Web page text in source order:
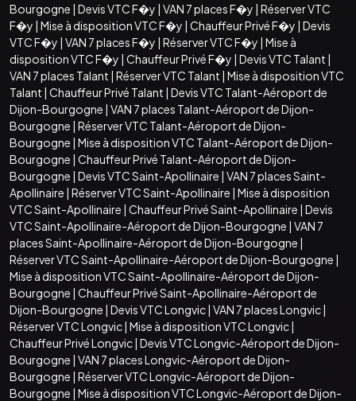
Bourgogne | Devis VTC F�y | VAN 7 places F�y | Réserver VTC
F�y | Mise à disposition VTC F�y | Chauffeur Privé F�y | Devis
VTC F�y | VAN 7 places F�y | Réserver VTC F�y | Mise à
disposition VTC F�y | Chauffeur Privé F�y | Devis VTC Talant |
VAN 7 places Talant | Réserver VTC Talant | Mise à disposition VTC
Talant | Chauffeur Privé Talant | Devis VTC Talant-Aéroport de
Dijon-Bourgogne | VAN 7 places Talant-Aéroport de Dijon-
Bourgogne | Réserver VTC Talant-Aéroport de Dijon-
Bourgogne | Mise à disposition VTC Talant-Aéroport de Dijon-
Bourgogne | Chauffeur Privé Talant-Aéroport de Dijon-
Bourgogne | Devis VTC Saint-Apollinaire | VAN 7 places Saint-
Apollinaire | Réserver VTC Saint-Apollinaire | Mise à disposition
VTC Saint-Apollinaire | Chauffeur Privé Saint-Apollinaire | Devis
VTC Saint-Apollinaire-Aéroport de Dijon-Bourgogne | VAN 7
places Saint-Apollinaire-Aéroport de Dijon-Bourgogne |
Réserver VTC Saint-Apollinaire-Aéroport de Dijon-Bourgogne |
Mise à disposition VTC Saint-Apollinaire-Aéroport de Dijon-
Bourgogne | Chauffeur Privé Saint-Apollinaire-Aéroport de
Dijon-Bourgogne | Devis VTC Longvic| VAN 7 places Longvic|
Réserver VTC Longvic| Mise à disposition VTC Longvic|
Chauffeur Privé Longvic| Devis VTC Longvic-Aéroport de Dijon-
Bourgogne | VAN 7 places Longvic-Aéroport de Dijon-
Bourgogne | Réserver VTC Longvic-Aéroport de Dijon-
Bourgogne | Mise à disposition VTC Longvic-Aéroport de Dijon-